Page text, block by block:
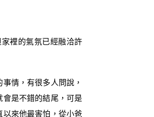
裡的氣氛已經融洽許
情，有很多人問說，
是不錯的結尾，可是
以來他最害怕，從小爸